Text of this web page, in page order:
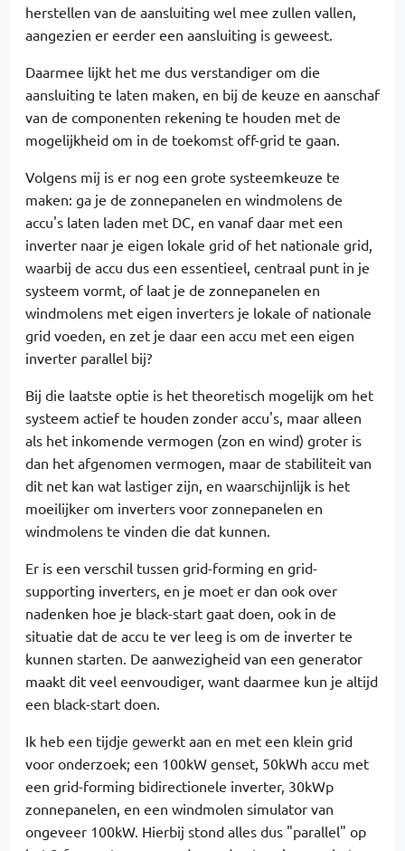
herstellen van de aansluiting wel mee zullen vallen,
aangezien er eerder een aansluiting is geweest.
Daarmee lijkt het me dus verstandiger om die
aansluiting te laten maken, en bij de keuze en aanschaf
van de componenten rekening te houden met de
mogelijkheid om in de toekomst off-grid te gaan.
Volgens mij is er nog een grote systeemkeuze te
maken: ga je de zonnepanelen en windmolens de
accu's laten laden met DC, en vanaf daar met een
inverter naar je eigen lokale grid of het nationale grid,
waarbij de accu dus een essentieel, centraal punt in je
systeem vormt, of laat je de zonnepanelen en
windmolens met eigen inverters je lokale of nationale
grid voeden, en zet je daar een accu met een eigen
inverter parallel bij?
Bij die laatste optie is het theoretisch mogelijk om het
systeem actief te houden zonder accu's, maar alleen
als het inkomende vermogen (zon en wind) groter is
dan het afgenomen vermogen, maar de stabiliteit van
dit net kan wat lastiger zijn, en waarschijnlijk is het
moeilijker om inverters voor zonnepanelen en
windmolens te vinden die dat kunnen.
Er is een verschil tussen grid-forming en grid-
supporting inverters, en je moet er dan ook over
nadenken hoe je black-start gaat doen, ook in de
situatie dat de accu te ver leeg is om de inverter te
kunnen starten. De aanwezigheid van een generator
maakt dit veel eenvoudiger, want daarmee kun je altijd
een black-start doen.
Ik heb een tijdje gewerkt aan en met een klein grid
voor onderzoek; een 100kW genset, 50kWh accu met
een grid-forming bidirectionele inverter, 30kWp
zonnepanelen, en een windmolen simulator van
ongeveer 100kW. Hierbij stond alles dus "parallel" op